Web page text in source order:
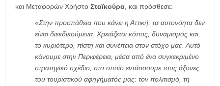
και Μεταφορών Χρήστο Σταϊκούρα, και πρόσθεσε:
«Στην προσπάθεια που κάνει η Αττική, τα αυτονόητα δεν
είναι διεκδικούμενα. Χρειάζεται κόπος, δυναμισμός και,
το κυριότερο, πίστη και συνέπεια στον στόχο μας. Αυτό
κάνουμε στην Περιφέρεια, μέσα από ένα συγκεκριμένο
στρατηγικό σχέδιο, στο οποίο εντάσσουμε τους άξονες
του τουριστικού αφηγήματός μας: τον πολιτισμό, τη